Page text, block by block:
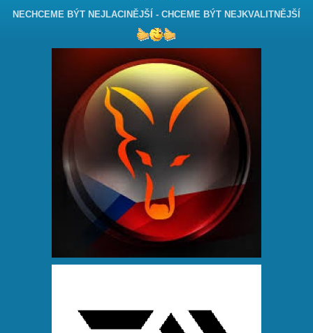
NECHCEME BÝT NEJLACINĚJŠÍ - CHCEME BÝT NEJKVALITNĚJŠÍ